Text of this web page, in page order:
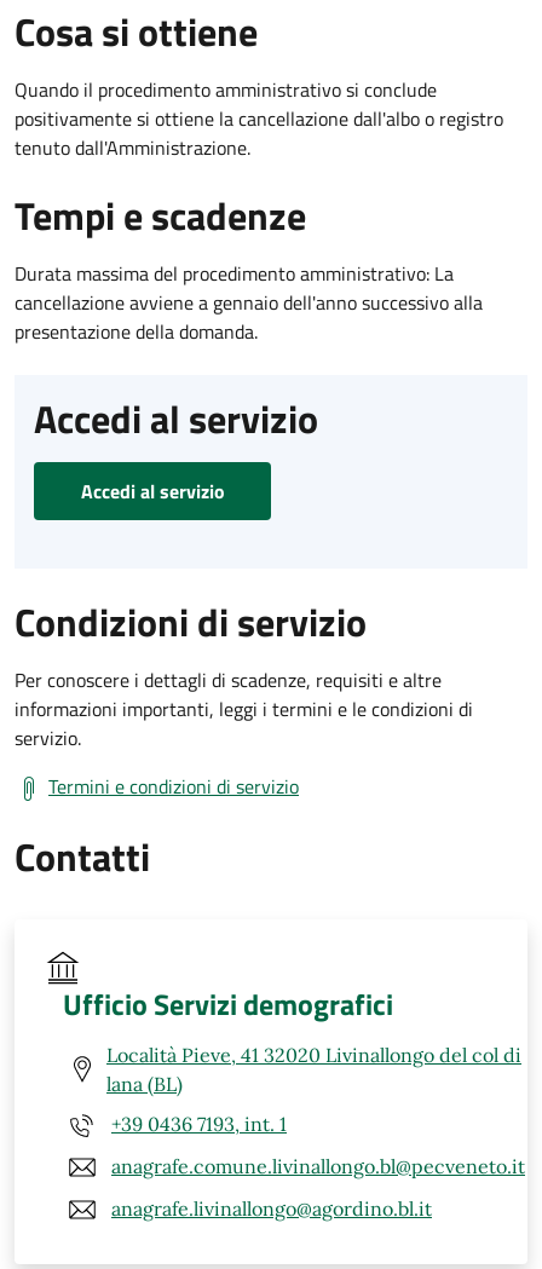
Cosa si ottiene
Quando il procedimento amministrativo si conclude
positivamente si ottiene la cancellazione dall'albo o registro
tenuto dall'Amministrazione.
Tempi e scadenze
Durata massima del procedimento amministrativo: La
cancellazione avviene a gennaio dell'anno successivo alla
presentazione della domanda.
Accedi al servizio
Accedi al servizio
Condizioni di servizio
Per conoscere i dettagli di scadenze, requisiti e altre
informazioni importanti, leggi i termini e le condizioni di
servizio.
Termini e condizioni di servizio
Contatti
Ufficio Servizi demografici
Località Pieve, 41 32020 Livinallongo del col di
lana (BL)
+39 0436 7193, int. 1
anagrafe.comune.livinallongo.bl@pecveneto.it
anagrafe.livinallongo@agordino.bl.it